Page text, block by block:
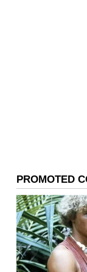
ಕಟ್ಟಡ
ಅವರು ಹೈಲೈಟ್
ಇವಾನ್
ಮೇಲೆ ನಿಂತು